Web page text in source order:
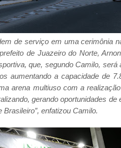
de serviço em uma cerimônia
de Juazeiro do Norte,
que, segundo Camilo,
aumentando a capacidade de
arena multiuso com a
gerando oportunidades
enfatizou Camilo.